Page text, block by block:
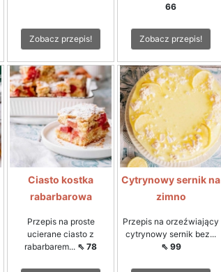
Zobacz przepis!
66
Zobacz przepis!
Ciasto kostka
rabarbarowa
Przepis na proste
ucierane ciasto z
rabarbarem... ⇖ 78
Cytrynowy sernik na
zimno
Przepis na orzeźwiający
cytrynowy sernik bez...
⇖ 99